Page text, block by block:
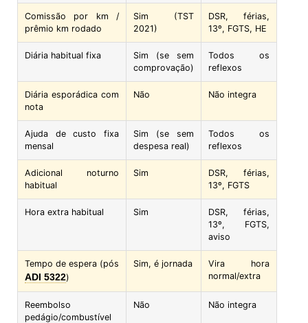
Comissão por km /
prêmio km rodado
Sim (TST
2021)
DSR, férias,
13º, FGTS, HE
Diária habitual fixa
Sim (se sem
comprovação)
Todos os
reflexos
Diária esporádica com
nota
Não Não integra
Ajuda de custo fixa
mensal
Sim (se sem
despesa real)
Todos os
reflexos
Adicional noturno
habitual
Sim
DSR, férias,
13º, FGTS
Hora extra habitual Sim
DSR, férias,
13º, FGTS,
aviso
Tempo de espera (pós
ADI 5322)
Sim, é jornada
Vira hora
normal/extra
Reembolso
pedágio/combustível
Não Não integra